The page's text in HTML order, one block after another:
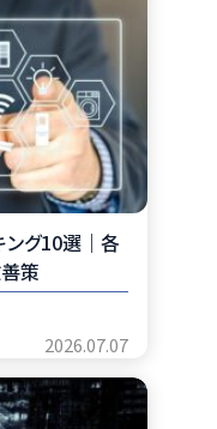
グ10選｜各
策
2026.07.07